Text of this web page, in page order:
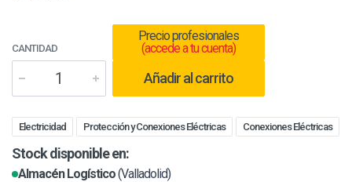
CANTIDAD
Precio profesionales
(accede a tu cuenta)
Añadir al carrito
Electricidad Protección y Conexiones Eléctricas Conexiones Eléctricas
Stock disponible en:
Almacén Logístico(Valladolid)